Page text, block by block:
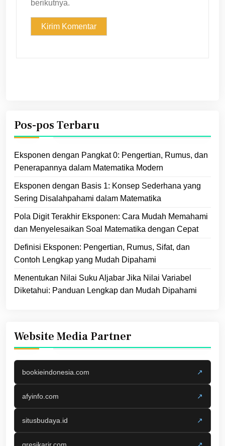
berikutnya.
Pos-pos Terbaru
Eksponen dengan Pangkat 0: Pengertian, Rumus, dan
Penerapannya dalam Matematika Modern
Eksponen dengan Basis 1: Konsep Sederhana yang
Sering Disalahpahami dalam Matematika
Pola Digit Terakhir Eksponen: Cara Mudah Memahami
dan Menyelesaikan Soal Matematika dengan Cepat
Definisi Eksponen: Pengertian, Rumus, Sifat, dan
Contoh Lengkap yang Mudah Dipahami
Menentukan Nilai Suku Aljabar Jika Nilai Variabel
Diketahui: Panduan Lengkap dan Mudah Dipahami
Website Media Partner
bookieindonesia.com ↗
afyinfo.com ↗
situsbudaya.id ↗